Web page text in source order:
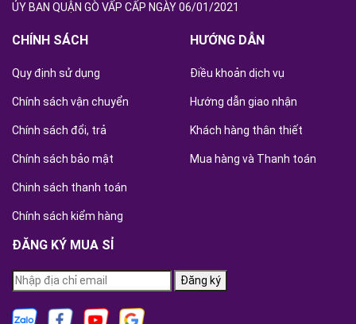
ỦY BAN QUẬN GÒ VẤP CẤP NGÀY 06/01/2021
CHÍNH SÁCH
Quy định sử dụng
Chính sách vận chuyển
Chính sách đổi, trả
Chính sách bảo mật
Chinh sách thanh toán
Chính sách kiểm hàng
HƯỚNG DẪN
Điều khoản dịch vụ
Hướng dẫn giao nhận
Khách hàng thân thiết
Mua hàng và Thanh toán
ĐĂNG KÝ MUA SỈ
Đăng ký